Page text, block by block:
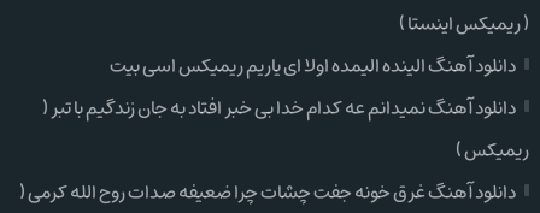
( ریمیکس اینستا )
دانلود آهنگ الینده الیمده اولا ای یاریم ریمیکس اسی بیت
دانلود آهنگ نمیدانم عه کدام خدا بی خبر افتاد به جان زندگیم با تبر (
ریمیکس )
دانلود آهنگ غرق خونه جفت چشات چرا ضعیفه صدات روح الله کرمی (